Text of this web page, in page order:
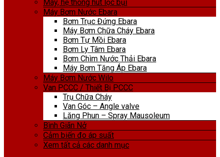
Máy, hệ thống hút lọc bụi
Máy Bơm Nước Ebara
Bơm Trục Đứng Ebara
Máy Bơm Chữa Cháy Ebara
Bơm Tự Mồi Ebara
Bơm Ly Tâm Ebara
Bơm Chìm Nước Thải Ebara
Máy Bơm Tăng Áp Ebara
Máy Bơm Nước Wilo
Van PCCC / Thiết Bị PCCC
Trụ Chữa Cháy
Van Góc – Angle valve
Lăng Phun – Spray Mausoleum
Bình Giãn Nở
Cảm biến đo áp suất
Xem tất cả các danh mục